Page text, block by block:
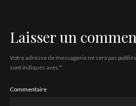
Laisser un
Votre adresse de messagerie ne sera pas
sont indiqués avec*
Commentaire